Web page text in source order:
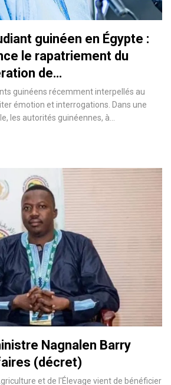
guinéen en Égypte :
le rapatriement du
de…
guinéens récemment interpellés au
émotion et interrogations. Dans une
les autorités guinéennes, à…
Nagnalen Barry
(décret)
et de l'Élevage vient de bénéficier